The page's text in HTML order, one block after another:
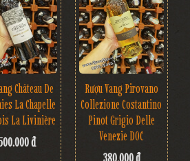
Château De
La Chapelle
La Livinière
đ
Rượu Vang Pirovano
Collezione Costantino
Pinot Grigio Delle
Venezie DOC